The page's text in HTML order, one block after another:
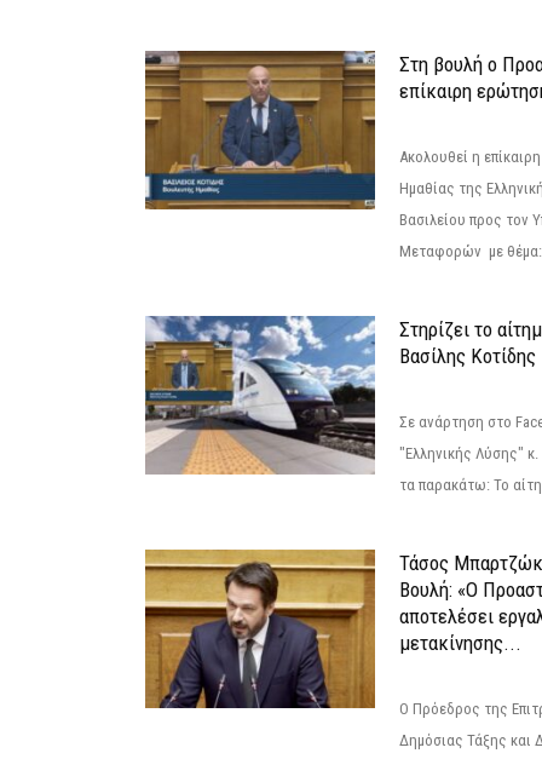
Στη βουλή ο
επίκαιρη
Ακολουθεί η
Ημαθίας της
Βασιλείου προς τον
Μεταφορών με θέμα:
Στηρίζει το
Βασίλης Κοτίδης
Σε ανάρτηση στο
"Ελληνικής Λύσης"
τα παρακάτω: Το
Τάσος
Βουλή: «Ο
αποτελέσει
μετακίνησης...
Ο Πρόεδρος της
Δημόσιας Τάξης και